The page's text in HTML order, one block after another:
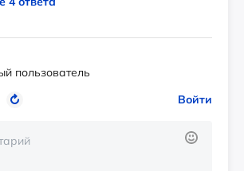
пользователь
Войти